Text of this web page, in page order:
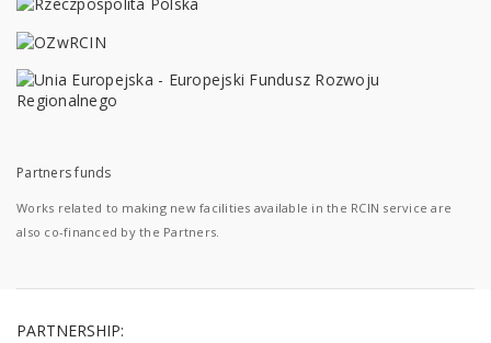
Partners funds
Works related to making new facilities available in the RCIN service are
also co-financed by the Partners.
PARTNERSHIP: